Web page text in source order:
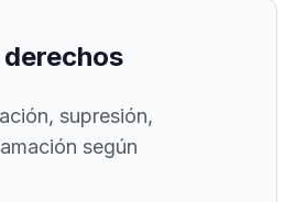
derechos
supresión,
según